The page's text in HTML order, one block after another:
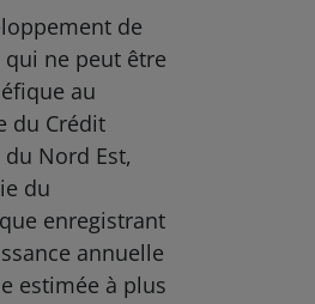
de
qui ne peut être
au
du Crédit
Nord Est,
du
enregistrant
annuelle
estimée à plus